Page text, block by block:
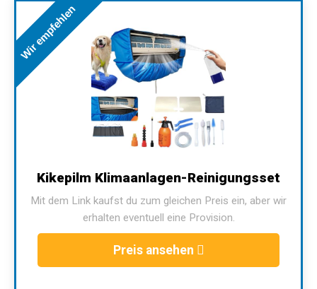
Wir empfehlen
Kikepilm Klimaanlagen-Reinigungsset
Mit dem Link kaufst du zum gleichen Preis ein, aber wir
erhalten eventuell eine Provision.
Preis ansehen